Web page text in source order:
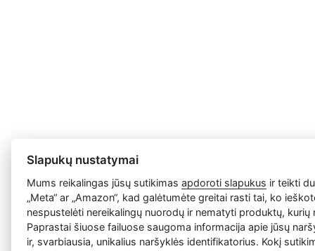
Slapukų nustatymai
Mums reikalingas jūsų sutikimasapdoroti slapukus ir teikti
„Meta“ ar „Amazon“, kad galėtumėte greitai rasti tai, ko
nespustelėti nereikalingų nuorodų ir nematyti produktų, kurių
Paprastai šiuose failuose saugoma informacija apie jūsų
ir, svarbiausia, unikalius naršyklės identifikatorius. Kokį